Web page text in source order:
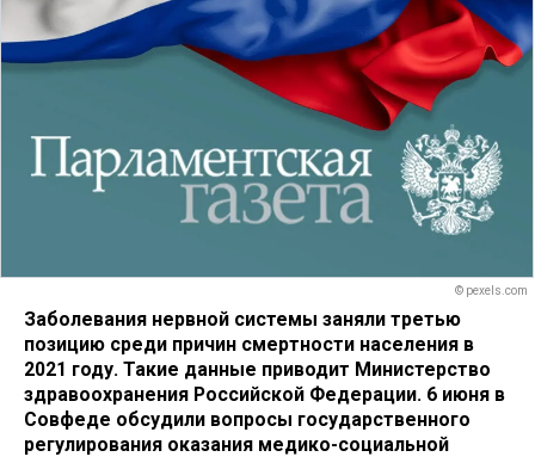
© pexels.com
Заболевания нервной системы заняли третью
позицию среди причин смертности населения в
2021 году. Такие данные приводит Министерство
здравоохранения Российской Федерации. 6 июня в
Совфеде обсудили вопросы государственного
регулирования оказания медико-социальной